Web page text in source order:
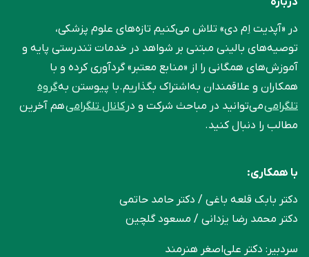
در «آپدیت اِم دی» تلاش می‌کنیم تازه‌های علوم پزشکی،
توصیه‌های بالینی مبتنی بر شواهد در خدمات تندرستی پایه و
آموزش‌های همگانی را از «منابع معتبر» گردآوری کرده و با
همکاران و علاقمندان به‌اشتراک بگذاریم.با پیوستن بهگروه
تلگرامیمی‌توانید در مباحث شرکت و درکانال تلگرامیهم آخرین
مطالب را دنبال کنید.
با همکاری:
دکتر بابک قلعه‌ باغی / دکتر حامد حاتمی
دکتر محمد رضا یزدانی / مسعود گلچین
سردبیر: دکتر علی‌اصغر هنرمند